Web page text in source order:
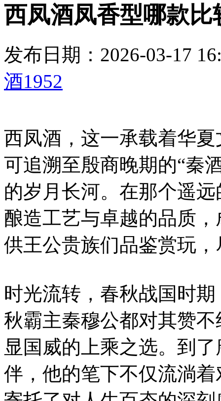
西凤酒凤香型哪款比
发布日期：2026-03-17
酒1952
西凤酒，这一承载着华
可追溯至殷商晚期的“秦
的岁月长河。在那个遥
酿造工艺与卓越的品质
供王公贵族们品鉴赏玩
时光流转，春秋战国时
秋霸主秦穆公都对其赞
显国威的上乘之选。到
伴，他的笔下不仅流淌